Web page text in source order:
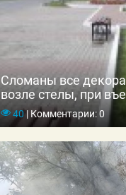
Сломаны все
возле стелы, при
40 |Комментарии: 0